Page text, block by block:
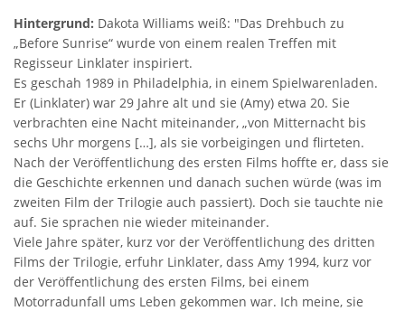
Hintergrund: Dakota Williams weiß: "Das Drehbuch zu
„Before Sunrise“ wurde von einem realen Treffen mit
Regisseur Linklater inspiriert.
Es geschah 1989 in Philadelphia, in einem Spielwarenladen.
Er (Linklater) war 29 Jahre alt und sie (Amy) etwa 20. Sie
verbrachten eine Nacht miteinander, „von Mitternacht bis
sechs Uhr morgens […], als sie vorbeigingen und flirteten.
Nach der Veröffentlichung des ersten Films hoffte er, dass sie
die Geschichte erkennen und danach suchen würde (was im
zweiten Film der Trilogie auch passiert). Doch sie tauchte nie
auf. Sie sprachen nie wieder miteinander.
Viele Jahre später, kurz vor der Veröffentlichung des dritten
Films der Trilogie, erfuhr Linklater, dass Amy 1994, kurz vor
der Veröffentlichung des ersten Films, bei einem
Motorradunfall ums Leben gekommen war. Ich meine, sie